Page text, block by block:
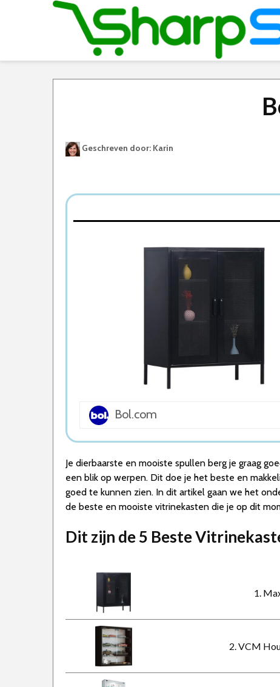
Geschreven door: Karin
3. VCM Wandvitrine Hangend
Wat is de beste Vitrinekast van 2026
1. Beste Vitrinekast van 2026
2. Beste Budget Vitrinekast van 2026
3. Goede Prijs-Kwaliteit Vitrinekast
5. Duurzame Vitrinekast
Bol.com
Je dierbaarste en mooiste spullen berg je graag
een blik op werpen. Dit doe je het beste en
goed te kunnen zien. In dit artikel gaan we het
de beste en mooiste vitrinekasten die je op dit
Dit zijn de 5 Beste
1.
2. VCM